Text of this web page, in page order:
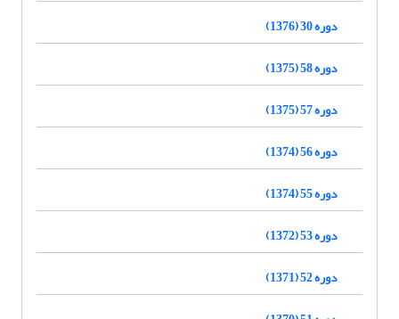
دوره 30 (1376)
دوره 58 (1375)
دوره 57 (1375)
دوره 56 (1374)
دوره 55 (1374)
دوره 53 (1372)
دوره 52 (1371)